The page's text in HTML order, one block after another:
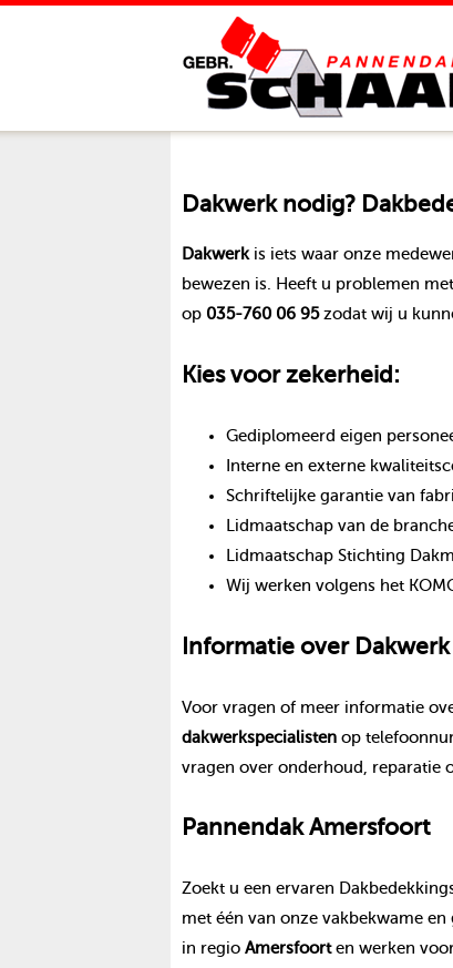
Dakwerknodig?
Dakwerkis iets waar onze
bewezen is. Heeft u problemen met
op 035-760 06 95zodat wij u
Kies voor zekerheid:
Gediplomeerd eigen
Interne en externe
Schriftelijke garantie van
Lidmaatschap van de
Lidmaatschap Stichting
Wij werken volgens het
Informatie over Dakwerk
Voor vragen of meer informatie
dakwerkspecialistenop
vragen over onderhoud, reparatie
PannendakAmersfoort
Zoekt u een ervaren
met één van onze vakbekwame
in regio Amersfoorten werken